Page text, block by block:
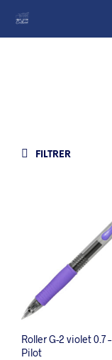
FILTRER
Roller G-2 violet 0.7 –
Pilot